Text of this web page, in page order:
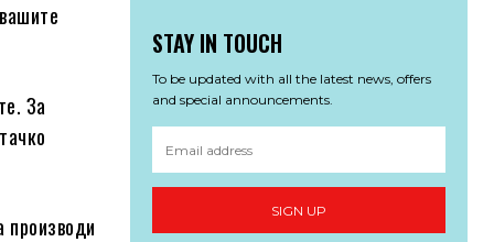
За
производи
STAY IN TOUCH
To be updated with all the latest news, offers
and special announcements.
SIGN UP